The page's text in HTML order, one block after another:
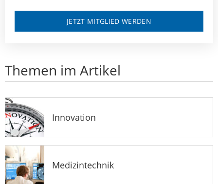
JETZT MITGLIED WERDEN
Themen im Artikel
Innovation
Medizintechnik